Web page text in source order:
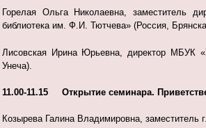
Горелая Ольга Николаевна, заместитель
библиотека им. Ф.И. Тютчева» (Россия,
Лисовская Ирина Юрьевна, директор МБУК
Унеча).
11.00-11.15 Открытие семинара.
Козырева Галина Владимировна, заместитель